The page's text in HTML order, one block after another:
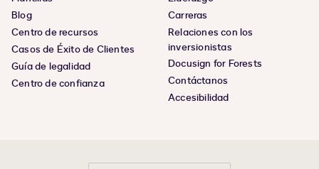
Blog
Centro de recursos
Casos de Éxito de Clientes
Guía de legalidad
Centro de confianza
Carreras
Relaciones con los
inversionistas
Docusign for Forests
Contáctanos
Accesibilidad